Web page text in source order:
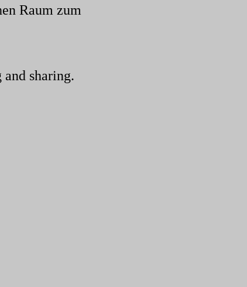
Raum zum
sharing.